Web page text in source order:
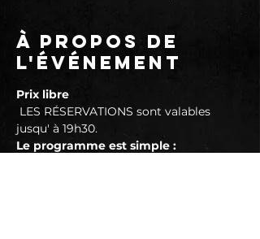
À propos de
l'événement
Prix libre
LES RÉSERVATIONS sont valables
jusqu' à 19h30.
Le programme est simple :